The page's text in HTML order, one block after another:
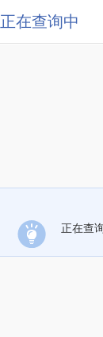
正在查询中
正在查